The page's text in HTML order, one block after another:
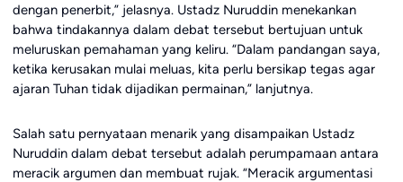
dengan penerbit,” jelasnya. Ustadz Nuruddin menekankan
bahwa tindakannya dalam debat tersebut bertujuan untuk
meluruskan pemahaman yang keliru. “Dalam pandangan saya,
ketika kerusakan mulai meluas, kita perlu bersikap tegas agar
ajaran Tuhan tidak dijadikan permainan,” lanjutnya.
Salah satu pernyataan menarik yang disampaikan Ustadz
Nuruddin dalam debat tersebut adalah perumpamaan antara
meracik argumen dan membuat rujak. “Meracik argumentasi